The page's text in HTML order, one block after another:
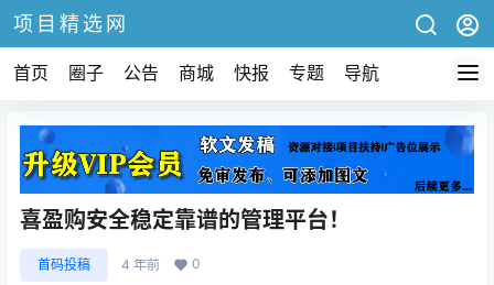
项目精选网
首页 圈子 公告 商城 快报 专题 导航
喜盈购安全稳定靠谱的管理平台！
首码投稿 4 年前 0